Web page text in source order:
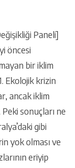
Paneli]
öncesi
bir iklim
Ekolojik krizin
ancak iklim
sonuçları ne
gibi
yok olması ve
eriyip